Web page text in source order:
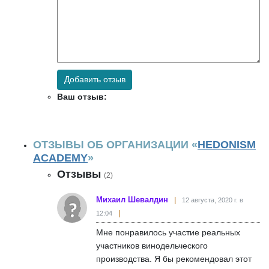
Добавить отзыв
Ваш отзыв:
ОТЗЫВЫ ОБ ОРГАНИЗАЦИИ «HEDONISM
ACADEMY»
Отзывы (2)
Михаил Шевалдин
12 августа, 2020 г. в
12:04
Мне понравилось участие реальных
участников винодельческого
производства. Я бы рекомендовал этот